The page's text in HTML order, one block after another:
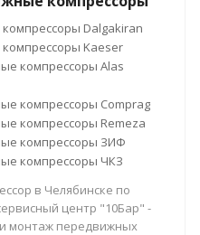
Dalgakiran
Kaeser
компрессоры Alas
компрессоры Comprag
компрессоры Remeza
компрессоры ЗИФ
компрессоры ЧКЗ
в Челябинске по
центр "10Бар" -
монтаж передвижных